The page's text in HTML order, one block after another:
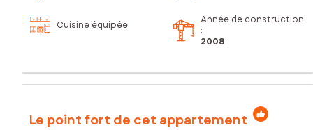
Cuisine équipée
Année de construction
:
2008
Le point fort de cet appartement